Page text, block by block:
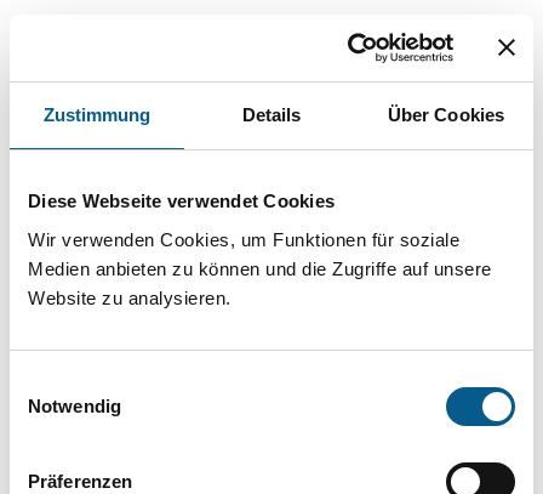
Zustimmung Details Über Cookies
Diese Webseite verwendet Cookies
Wir verwenden Cookies, um Funktionen für soziale
Medien anbieten zu können und die Zugriffe auf unsere
Website zu analysieren.
Notwendig
Präferenzen
Sie suchen finanzielle Unterstützung für ein
Projekt oder ein Vorhaben? Hier können Sie
direkt über unsere Fördermitteldatenbank und
Suche bitte die Groß- und Kleinschreibung
beachten.
Kategorien verfeinert werden.
Suchen